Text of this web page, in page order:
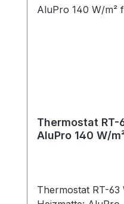
Thermostat
AluPro 140 W/
Thermostat RT-63